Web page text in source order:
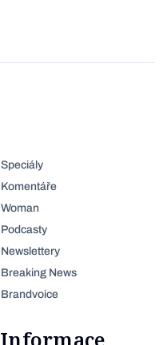
Speciály
Komentáře
Woman
Podcasty
Newslettery
Breaking News
Brandvoice
Informace